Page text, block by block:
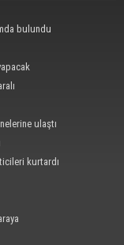
bulundu
ulaştı
kurtardı